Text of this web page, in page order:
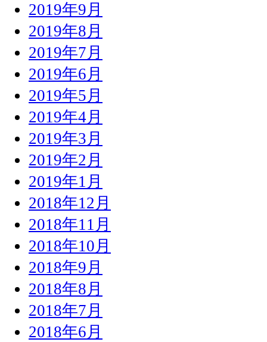
2019年9月
2019年8月
2019年7月
2019年6月
2019年5月
2019年4月
2019年3月
2019年2月
2019年1月
2018年12月
2018年11月
2018年10月
2018年9月
2018年8月
2018年7月
2018年6月